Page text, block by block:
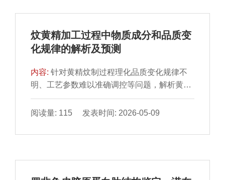
强；低场核磁共振与核磁共振成像显示AMRF
组持水能力优于CON组，自由水含量较高。综
上，日粮中添加沙葱黄酮可增强抗氧化性能、
调节肌纤维类型转化、改善蛋白质和脂质稳定
性、优化水分分布，有效提升排酸羊肉的食用
成在盐渍、风干和预熟化阶段发生显著重塑，
比例降低。具体表现为盐渍期单不饱和脂肪酸
比例下降，风干期回升，预熟化期多不饱和脂
中花生四烯酸（C20:4n-6）、二十碳五烯酸
（C20:5n-3）及二十碳三烯酸（C20:3n-3）含
量均显著增加，发酵成熟火腿半膜肌中二十碳
三烯酸（C20:3n-3）和二十碳五烯酸
炆黄精加工过程中物质成分和品质变
化规律的解析及预测
内容:针对黄精炆制过程理化品质变化规律不
明、工艺参数难以准确调控等问题，解析黄精
在炆制过程中的品质变化规律并建立品质与关
键工艺参数的拟合曲线，以期为炆黄精工艺优
洗、深炆、轻干、酒制、虎蒸、续干、焙干7
及糖类、蛋白质、总黄酮、5-羟甲基糠醛（5-
阅读量: 115 发表时间: 2026-05-09